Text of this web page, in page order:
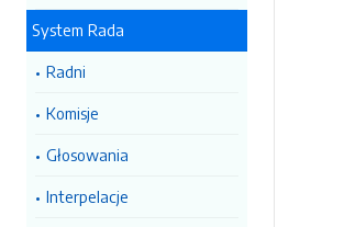
System Rada
Radni
Komisje
Głosowania
Interpelacje